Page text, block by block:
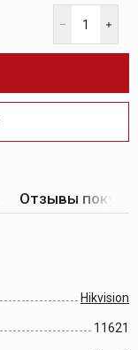
Отзывы
Hikvision
11621